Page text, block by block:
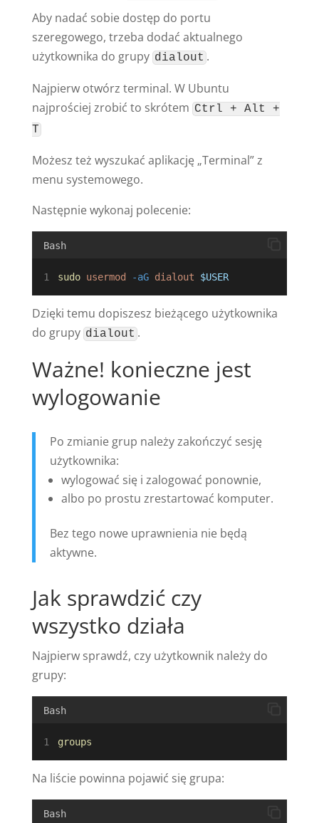
Aby nadać sobie dostęp do portu
szeregowego, trzeba dodać aktualnego
użytkownika do grupy dialout .
Najpierw otwórz terminal. W Ubuntu
najprościej zrobić to skrótem Ctrl + Alt +
T
Możesz też wyszukać aplikację „Terminal” z
menu systemowego.
Następnie wykonaj polecenie:
Bash
sudo usermod -aG dialout $USER
Dzięki temu dopiszesz bieżącego użytkownika
do grupy dialout .
Ważne! konieczne jest
wylogowanie
Po zmianie grup należy zakończyć sesję
użytkownika:
wylogować się i zalogować ponownie,
albo po prostu zrestartować komputer.
Bez tego nowe uprawnienia nie będą
aktywne.
Jak sprawdzić czy
wszystko działa
Najpierw sprawdź, czy użytkownik należy do
grupy:
Bash
groups
Na liście powinna pojawić się grupa:
Bash